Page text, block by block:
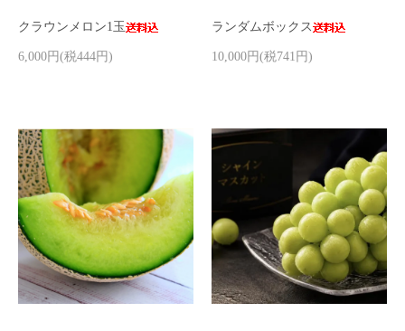
クラウンメロン1玉
6,000円(税444円)
ランダムボックス
10,000円(税741円)